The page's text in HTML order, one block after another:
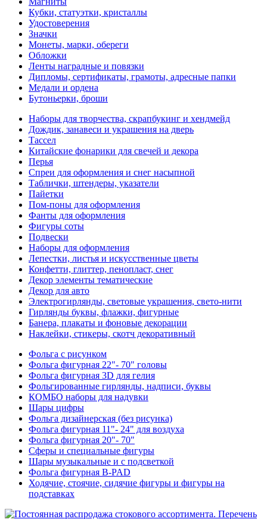
Кубки, статуэтки, кристаллы
Удостоверения
Значки
Монеты, марки, обереги
Обложки
Ленты наградные и повязки
Дипломы, сертификаты, грамоты, адресные папки
Медали и ордена
Бутоньерки, броши
Наборы для творчества, скрапбукинг и хендмейд
Дождик, занавеси и украшения на дверь
Тассел
Китайские фонарики для свечей и декора
Перья
Спреи для оформления и снег насыпной
Таблички, штендеры, указатели
Пайетки
Пом-поны для оформления
Фанты для оформления
Фигуры соты
Подвески
Наборы для оформления
Лепестки, листья и искусственные цветы
Конфетти, глиттер, пенопласт, снег
Декор элементы тематические
Декор для авто
Электрогирлянды, световые украшения, свето-нити
Гирлянды буквы, флажки, фигурные
Банера, плакаты и фоновые декорации
Наклейки, стикеры, скотч декоративный
Фольга с рисунком
Фольга фигурная 22"- 70" головы
Фольга фигурная 3D для гелия
Фольгированные гирлянды, надписи, буквы
КОМБО наборы для надувки
Шары цифры
Фольга дизайнерская (без рисунка)
Фольга фигурная 11"- 24" для воздуха
Фольга фигурная 20"- 70"
Сферы и специальные фигуры
Шары музыкальные и с подсветкой
Фольга фигурная B-PAD
Ходячие, стоячие, сидячие фигуры и фигуры на
подставках